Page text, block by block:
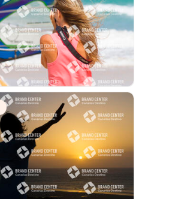
PH7155
LA BARCA, PARQUE